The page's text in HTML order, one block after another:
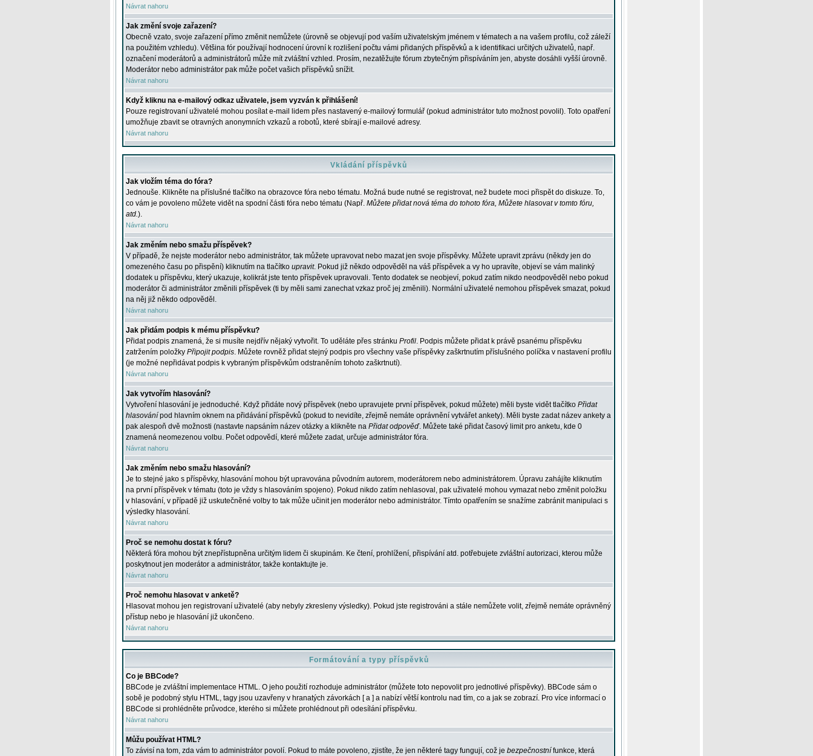
Návrat nahoru
Jak změní svoje zařazení?
Obecně vzato, svoje zařazení přímo změnit nemůžete (úrovně se objevují pod vaším uživatelským jménem v tématech a na vašem profilu, což záleží
na použitém vzhledu). Většina fór používají hodnocení úrovní k rozlišení počtu vámi přidaných příspěvků a k identifikaci určitých uživatelů, např.
označení moderátorů a administrátorů může mít zvláštní vzhled. Prosím, nezatěžujte fórum zbytečným přispíváním jen, abyste dosáhli vyšší úrovně.
Moderátor nebo administrátor pak může počet vašich příspěvků snížit.
Návrat nahoru
Když kliknu na e-mailový odkaz uživatele, jsem vyzván k přihlášení!
Pouze registrovaní uživatelé mohou posílat e-mail lidem přes nastavený e-mailový formulář (pokud administrátor tuto možnost povolil). Toto opatření
umožňuje zbavit se otravných anonymních vzkazů a robotů, které sbírají e-mailové adresy.
Návrat nahoru
Vkládání příspěvků
Jak vložím téma do fóra?
Jednouše. Klikněte na příslušné tlačítko na obrazovce fóra nebo tématu. Možná bude nutné se registrovat, než budete moci přispět do diskuze. To,
co vám je povoleno můžete vidět na spodní části fóra nebo tématu (Např. Můžete přidat nová téma do tohoto fóra, Můžete hlasovat v tomto fóru,
atd.).
Návrat nahoru
Jak změním nebo smažu příspěvek?
V případě, že nejste moderátor nebo administrátor, tak můžete upravovat nebo mazat jen svoje příspěvky. Můžete upravit zprávu (někdy jen do
omezeného času po přispění) kliknutím na tlačítko upravit. Pokud již někdo odpověděl na váš příspěvek a vy ho upravíte, objeví se vám malinký
dodatek u příspěvku, který ukazuje, kolikrát jste tento příspěvek upravovali. Tento dodatek se neobjeví, pokud zatím nikdo neodpověděl nebo pokud
moderátor či administrátor změnili příspěvek (ti by měli sami zanechat vzkaz proč jej změnili). Normální uživatelé nemohou příspěvek smazat, pokud
na něj již někdo odpověděl.
Návrat nahoru
Jak přidám podpis k mému příspěvku?
Přidat podpis znamená, že si musíte nejdřív nějaký vytvořit. To uděláte přes stránku Profil. Podpis můžete přidat k právě psanému příspěvku
zatržením položky Připojit podpis. Můžete rovněž přidat stejný podpis pro všechny vaše příspěvky zaškrtnutím příslušného políčka v nastavení profilu
(je možné nepřidávat podpis k vybraným příspěvkům odstraněním tohoto zaškrtnutí).
Návrat nahoru
Jak vytvořím hlasování?
Vytvoření hlasování je jednoduché. Když přidáte nový příspěvek (nebo upravujete první příspěvek, pokud můžete) měli byste vidět tlačítko Přidat
hlasování pod hlavním oknem na přidávání příspěvků (pokud to nevidíte, zřejmě nemáte oprávnění vytvářet ankety). Měli byste zadat název ankety a
pak alespoň dvě možnosti (nastavte napsáním název otázky a klikněte na Přidat odpověď. Můžete také přidat časový limit pro anketu, kde 0
znamená neomezenou volbu. Počet odpovědí, které můžete zadat, určuje administrátor fóra.
Návrat nahoru
Jak změním nebo smažu hlasování?
Je to stejné jako s příspěvky, hlasování mohou být upravována původním autorem, moderátorem nebo administrátorem. Úpravu zahájíte kliknutím
na první příspěvek v tématu (toto je vždy s hlasováním spojeno). Pokud nikdo zatím nehlasoval, pak uživatelé mohou vymazat nebo změnit položku
v hlasování, v případě již uskutečněné volby to tak může učinit jen moderátor nebo administrátor. Tímto opatřením se snažíme zabránit manipulaci s
výsledky hlasování.
Návrat nahoru
Proč se nemohu dostat k fóru?
Některá fóra mohou být znepřístupněna určitým lidem či skupinám. Ke čtení, prohlížení, přispívání atd. potřebujete zvláštní autorizaci, kterou může
poskytnout jen moderátor a administrátor, takže kontaktujte je.
Návrat nahoru
Proč nemohu hlasovat v anketě?
Hlasovat mohou jen registrovaní uživatelé (aby nebyly zkresleny výsledky). Pokud jste registrováni a stále nemůžete volit, zřejmě nemáte oprávněný
přístup nebo je hlasování již ukončeno.
Návrat nahoru
Formátování a typy příspěvků
Co je BBCode?
BBCode je zvláštní implementace HTML. O jeho použití rozhoduje administrátor (můžete toto nepovolit pro jednotlivé příspěvky). BBCode sám o
sobě je podobný stylu HTML, tagy jsou uzavřeny v hranatých závorkách [ a ] a nabízí větší kontrolu nad tím, co a jak se zobrazí. Pro více informací o
BBCode si prohlédněte průvodce, kterého si můžete prohlédnout při odesílání příspěvku.
Návrat nahoru
Můžu používat HTML?
To závisí na tom, zda vám to administrátor povolí. Pokud to máte povoleno, zjistíte, že jen některé tagy fungují, což je bezpečnostní funkce, která